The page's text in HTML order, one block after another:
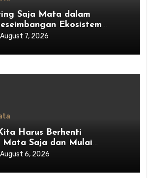
Saja Mata dalam
Ekosistem
August 7, 2026
Harus Berhenti
Mata Saja dan Mulai
Privasi Orang Lain
August 6, 2026